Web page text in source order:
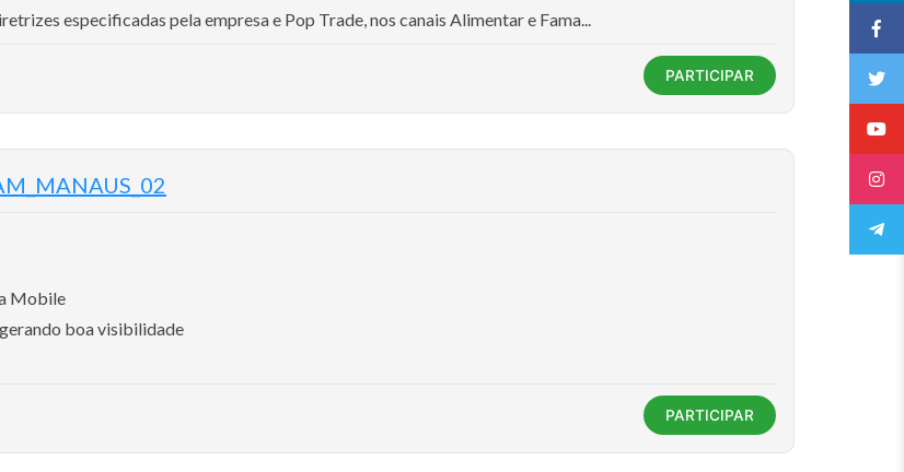
especificadas pela empresa e Pop Trade, nos canais Alimentar e Fama...
PARTICIPAR
Mobile
boa visibilidade
PARTICIPAR